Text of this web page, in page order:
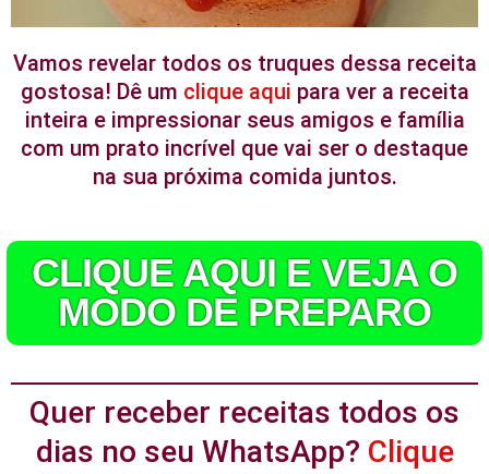
Vamos revelar todos os truques dessa receita
gostosa! Dê um clique aqui para ver a receita
inteira e impressionar seus amigos e família
com um prato incrível que vai ser o destaque
na sua próxima comida juntos.
CLIQUE AQUI E VEJA O
MODO DE PREPARO
Quer receber receitas todos os
dias no seu WhatsApp? Clique